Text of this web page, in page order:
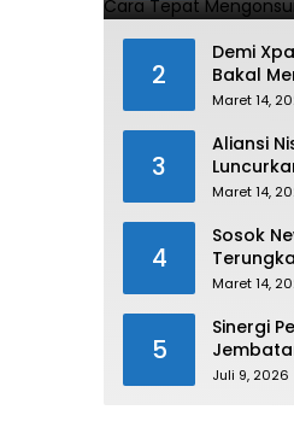
2
Demi
Bakal
Pajero
Maret 14,
3
Aliansi
Maret 14,
4
Sosok
Maret 14,
5
Sinergi
Resmi
Juli 9, 2026